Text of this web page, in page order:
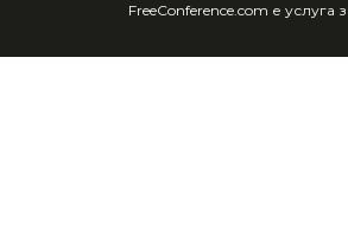
FreeConference.com е услуга